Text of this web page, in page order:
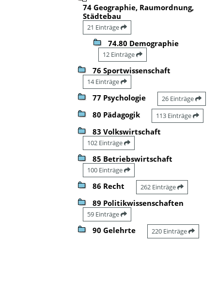
74 Geographie, Raumordnung,
Städtebau
21 Einträge
74.80 Demographie
12 Einträge
76 Sportwissenschaft
14 Einträge
77 Psychologie 26 Einträge
80 Pädagogik 113 Einträge
83 Volkswirtschaft
102 Einträge
85 Betriebswirtschaft
100 Einträge
86 Recht 262 Einträge
89 Politikwissenschaften
59 Einträge
90 Gelehrte 220 Einträge